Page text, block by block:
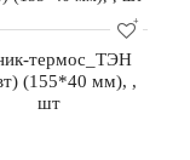
термос_ТЭН
(155*40 мм), ,
шт